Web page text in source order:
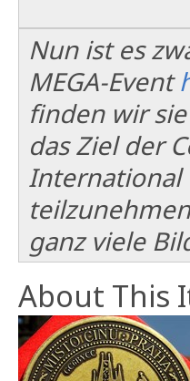
Nun ist es
MEGA-Event
finden wir
das Ziel der
International
ganz viele
About This